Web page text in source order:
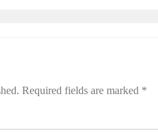
Required fields are marked *